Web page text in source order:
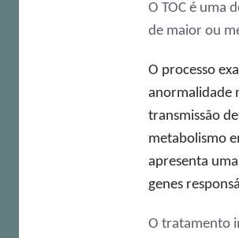
O TOC é uma
de maior ou
O processo
anormalidade
transmissão
metabolismo
apresenta
genes
O tratamento